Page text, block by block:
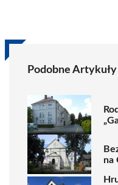
Podobne Artykuły
na